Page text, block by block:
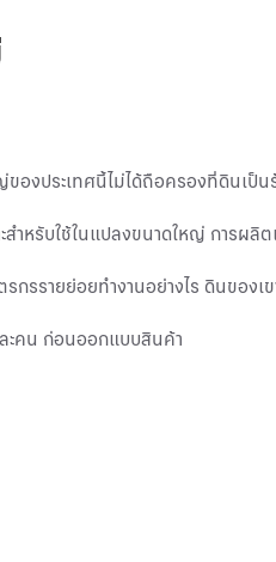
องประเทศนี้ไม่ได้ถือครองที่ดินเป็
หรับใช้ในแปลงขนาดใหญ่ การผลิต
รรายย่อยทำงานอย่างไร ดินของ
ะคน ก่อนออกแบบสินค้า